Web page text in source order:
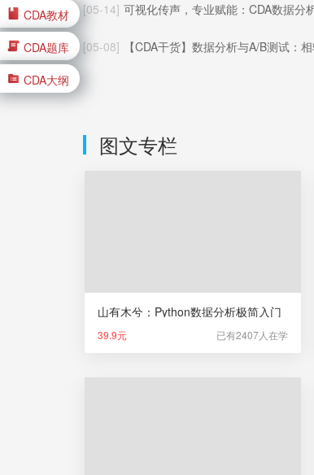
[05-14] 可视化传声，专业赋能：CDA数据分析师玩转
[05-08] 【CDA干货】数据分析与A/B测试：相辅相成
图文专栏
山有木兮：Python数据分析极简入门
39.9元 已有2407人在学
CDA教材
CDA题库
CDA大纲